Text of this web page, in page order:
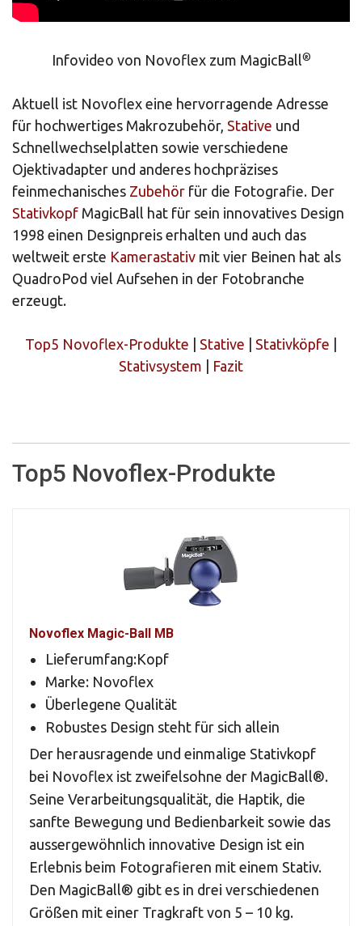
Infovideo von Novoflex zum MagicBall®
Aktuell ist Novoflex eine hervorragende Adresse
für hochwertiges Makrozubehör, Stative und
Schnellwechselplatten sowie verschiedene
Ojektivadapter und anderes hochpräzises
feinmechanisches Zubehör für die Fotografie. Der
Stativkopf MagicBall hat für sein innovatives Design
1998 einen Designpreis erhalten und auch das
weltweit erste Kamerastativ mit vier Beinen hat als
QuadroPod viel Aufsehen in der Fotobranche
erzeugt.
Top5 Novoflex-Produkte Stative Stativköpfe
Stativsystem
Fazit
Top5 Novoflex-Produkte
Novoflex Magic-Ball MB
Lieferumfang:Kopf
Marke: Novoflex
Überlegene Qualität
Robustes Design steht für sich allein
Der herausragende und einmalige Stativkopf
bei Novoflex ist zweifelsohne der MagicBall®.
Seine Verarbeitungsqualität, die Haptik, die
sanfte Bewegung und Bedienbarkeit sowie das
aussergewöhnlich innovative Design ist ein
Erlebnis beim Fotografieren mit einem Stativ.
Den MagicBall® gibt es in drei verschiedenen
Größen mit einer Tragkraft von 5 – 10 kg.